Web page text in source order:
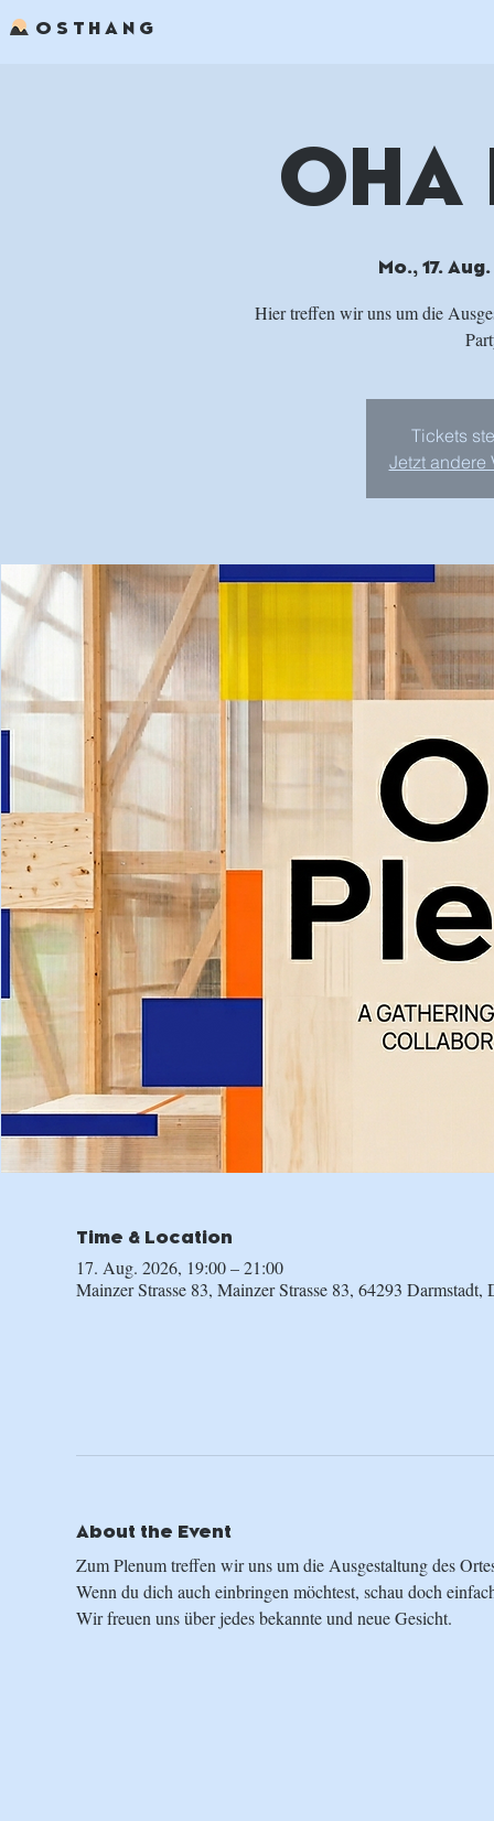
OSTHANG
Mo., 17. Aug.
Hier treffen wir uns um die
Tickets
Jetzt andere
Time & Location
17. Aug. 2026, 19:00 – 21:00
Mainzer Strasse 83, Mainzer Strasse 83, 64293 Darmstadt,
About the Event
Zum Plenum treffen wir uns um die Ausgestaltung des
Wenn du dich auch einbringen möchtest, schau doch
Wir freuen uns über jedes bekannte und neue Gesicht.